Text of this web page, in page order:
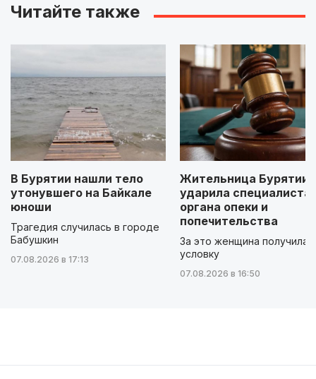
Читайте также
В Бурятии нашли тело
утонувшего на Байкале
юноши
Трагедия случилась в городе
Бабушкин
07.08.2026 в 17:13
Жительница Бурятии
ударила специалиста
органа опеки и
попечительства
За это женщина получила
условку
07.08.2026 в 16:50